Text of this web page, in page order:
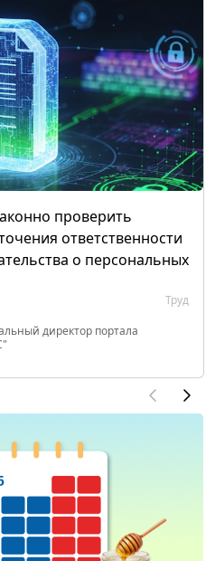
проверить
ответственности
о персональных
Труд
директор портала